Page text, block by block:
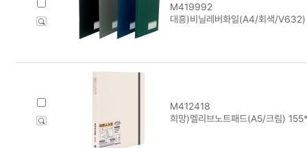
M419992
대흥)비닐레버화일(A4/회색/V632)
M412418
희망)멜리브노트패드(A5/크림)